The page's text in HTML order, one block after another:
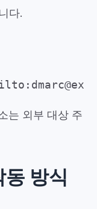
다.
는 외부 대상 주
방식